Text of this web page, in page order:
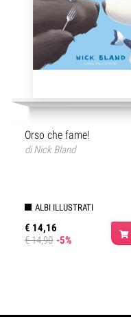
Orso che fame!
diNick Bland
ALBI ILLUSTRATI
€ 14,16
€ 14,90 -5%